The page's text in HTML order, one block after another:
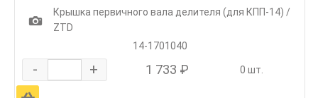
1
Крышка первичного вала делителя (для КПП-14) /
ZTD
14-1701040
- + 1 733 ₽ 0 шт.